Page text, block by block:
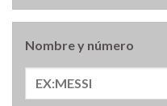
Nombre y número